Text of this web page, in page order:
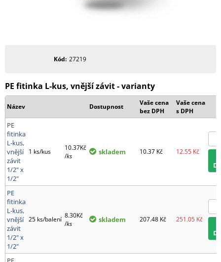
Kód 27219
PE fitinka L-kus, vnější závit - varianty
Název Dostupnost
Vaše cena
bez DPH
Vaše cena
s DPH
PE
fitinka
L-kus,
vnější
závit
1/2" x
1/2"
1 ks/kus
10.37Kč
/ks skladem 10.37 Kč 12.55 Kč
PE
fitinka
L-kus,
vnější
závit
1/2" x
1/2"
25 ks/balení 8.30Kč
/ks skladem 207.48 Kč 251.05 Kč